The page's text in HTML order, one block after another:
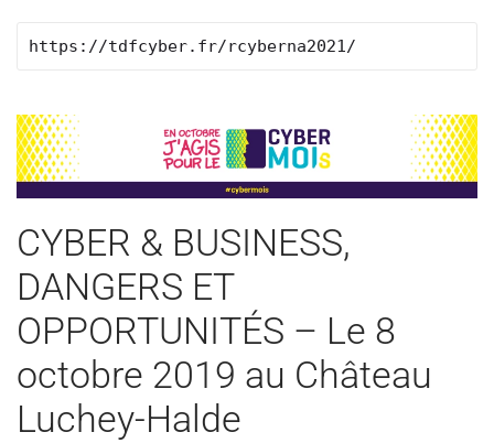
https://tdfcyber.fr/rcyberna2021/
CYBER & BUSINESS,
DANGERS ET
OPPORTUNITÉS – Le 8
octobre 2019 au Château
Luchey-Halde